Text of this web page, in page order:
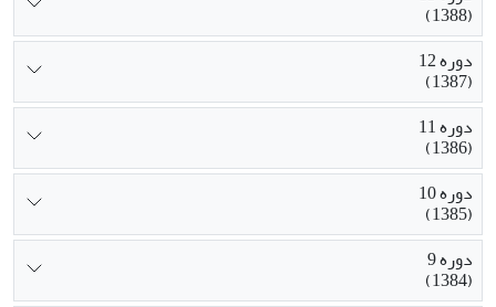
(1388)
دوره 12
(1387)
دوره 11
(1386)
دوره 10
(1385)
دوره 9
(1384)